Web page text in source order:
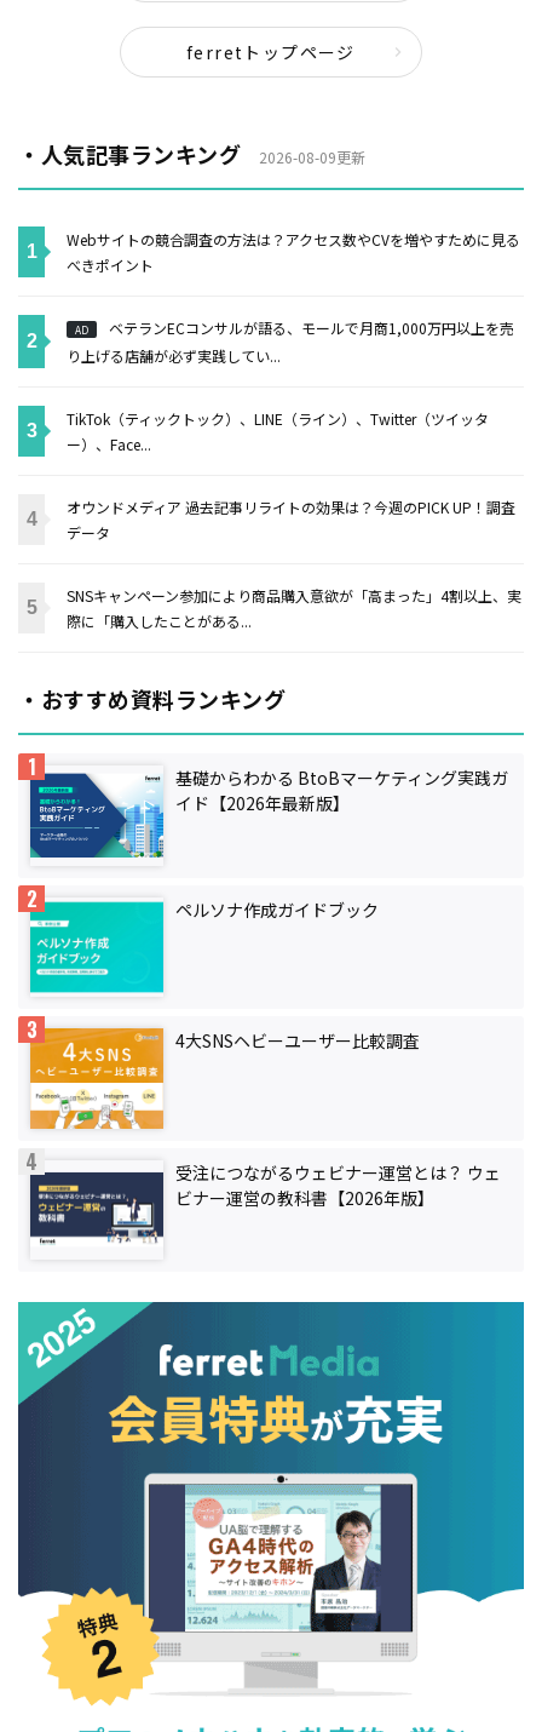
ferretトップページ
・人気記事ランキング 2026-08-09更新
Webサイトの競合調査の方法は？アクセス数やCVを増やすために見る
べきポイント
AD
ベテランECコンサルが語る、モールで月商1,000万円以上を売
り上げる店舗が必ず実践してい...
TikTok（ティックトック）、LINE（ライン）、Twitter（ツイッタ
ー）、Face...
オウンドメディア 過去記事リライトの効果は？今週のPICK UP！調査
データ
SNSキャンペーン参加により商品購入意欲が「高まった」4割以上、実
際に「購入したことがある...
・おすすめ資料ランキング
基礎からわかる BtoBマーケティング実践ガ
イド【2026年最新版】
ペルソナ作成ガイドブック
4大SNSヘビーユーザー比較調査
受注につながるウェビナー運営とは？ ウェ
ビナー運営の教科書【2026年版】